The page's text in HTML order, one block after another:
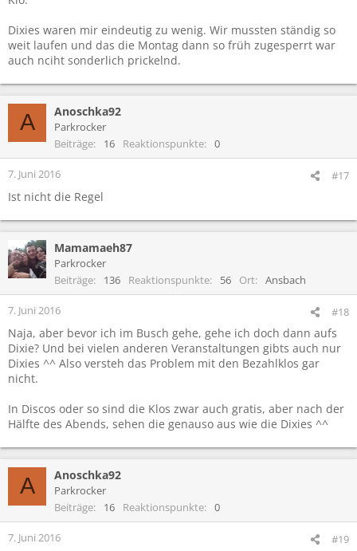
Dixies waren mir eindeutig zu wenig. Wir mussten ständig so
weit laufen und das die Montag dann so früh zugesperrt war
auch nciht sonderlich prickelnd.
A Anoschka92
Parkrocker
Beiträge
16 Reaktionspunkte 0
7. Juni 2016 #17
Ist nicht die Regel
Mamamaeh87
Parkrocker
Beiträge
136 Reaktionspunkte 56 Ort Ansbach
7. Juni 2016 #18
Naja, aber bevor ich im Busch gehe, gehe ich doch dann aufs
Dixie? Und bei vielen anderen Veranstaltungen gibts auch nur
Dixies ^^ Also versteh das Problem mit den Bezahlklos gar
nicht.
In Discos oder so sind die Klos zwar auch gratis, aber nach der
Hälfte des Abends, sehen die genauso aus wie die Dixies ^^
A Anoschka92
Parkrocker
Beiträge
16 Reaktionspunkte 0
7. Juni 2016 #19